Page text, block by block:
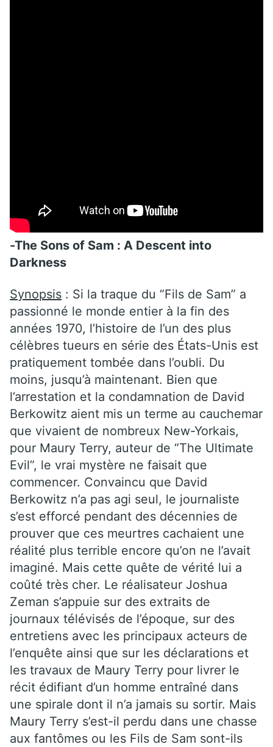
-The Sons of Sam : A Descent into
Darkness
Synopsis : Si la traque du “Fils de Sam” a
passionné le monde entier à la fin des
années 1970, l’histoire de l’un des plus
célèbres tueurs en série des États-Unis est
pratiquement tombée dans l’oubli. Du
moins, jusqu’à maintenant. Bien que
l’arrestation et la condamnation de David
Berkowitz aient mis un terme au cauchemar
que vivaient de nombreux New-Yorkais,
pour Maury Terry, auteur de “The Ultimate
Evil”, le vrai mystère ne faisait que
commencer. Convaincu que David
Berkowitz n’a pas agi seul, le journaliste
s’est efforcé pendant des décennies de
prouver que ces meurtres cachaient une
réalité plus terrible encore qu’on ne l’avait
imaginé. Mais cette quête de vérité lui a
coûté très cher. Le réalisateur Joshua
Zeman s’appuie sur des extraits de
journaux télévisés de l’époque, sur des
entretiens avec les principaux acteurs de
l’enquête ainsi que sur les déclarations et
les travaux de Maury Terry pour livrer le
récit édifiant d’un homme entraîné dans
une spirale dont il n’a jamais su sortir. Mais
Maury Terry s’est-il perdu dans une chasse
aux fantômes ou les Fils de Sam sont-ils